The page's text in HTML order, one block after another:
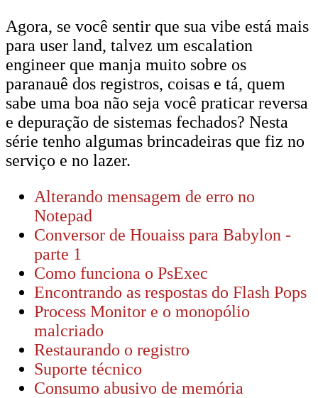
Agora, se você sentir que sua vibe está mais
para user land, talvez um escalation
engineer que manja muito sobre os
paranauê dos registros, coisas e tá, quem
sabe uma boa não seja você praticar reversa
e depuração de sistemas fechados? Nesta
série tenho algumas brincadeiras que fiz no
serviço e no lazer.
Alterando mensagem de erro no
Notepad
Conversor de Houaiss para Babylon -
parte 1
Como funciona o PsExec
Encontrando as respostas do Flash Pops
Process Monitor e o monopólio
malcriado
Restaurando o registro
Suporte técnico
Consumo abusivo de memória